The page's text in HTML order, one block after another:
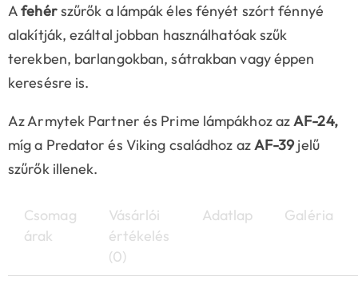
Afehérszűrők a lámpák éles fényét szórt fénnyé
alakítják, ezáltal jobban használhatóak szűk
terekben, barlangokban, sátrakban vagy éppen
keresésre is.
Az Armytek Partner és Prime lámpákhoz azAF-24,
míg a Predator és Viking családhoz azAF-39jelű
szűrők illenek.
Csomag
árak
Vásárlói
értékelés
(0)
Adatlap Galéria